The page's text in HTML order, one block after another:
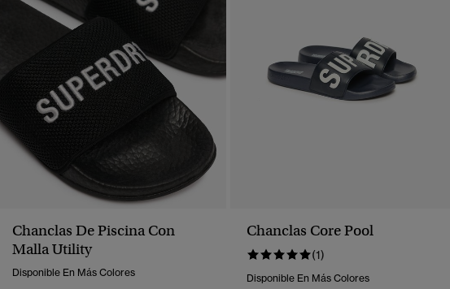
Chanclas De Piscina Con
Malla Utility
Disponible En Más Colores
Chanclas Core Pool
(1)
Disponible En Más Colores